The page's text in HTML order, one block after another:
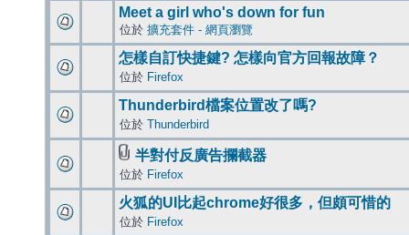
Meet a girl who's down for fun
位於 擴充套件 - 網頁瀏覽
怎樣自訂快捷鍵? 怎樣向官方回報故障？
位於 Firefox
Thunderbird檔案位置改了嗎?
位於 Thunderbird
半對付反廣告攔截器
位於 Firefox
火狐的UI比起chrome好很多，但頗可惜的
位於 Firefox